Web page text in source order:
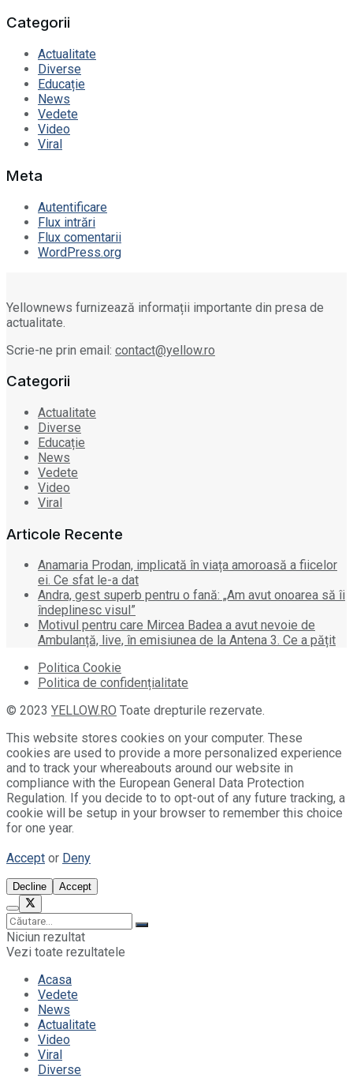
Categorii
Actualitate
Diverse
Educație
News
Vedete
Video
Viral
Meta
Autentificare
Flux intrări
Flux comentarii
WordPress.org
Yellownews furnizează informații importante din presa de
actualitate.
Scrie-ne prin email: contact@yellow.ro
Categorii
Actualitate
Diverse
Educație
News
Vedete
Video
Viral
Articole Recente
Anamaria Prodan, implicată în viața amoroasă a fiicelor
ei. Ce sfat le-a dat
Andra, gest superb pentru o fană: „Am avut onoarea să îi
îndeplinesc visul”
Motivul pentru care Mircea Badea a avut nevoie de
Ambulanță, live, în emisiunea de la Antena 3. Ce a pățit
Politica Cookie
Politica de confidențialitate
© 2023 YELLOW.RO Toate drepturile rezervate.
This website stores cookies on your computer. These
cookies are used to provide a more personalized experience
and to track your whereabouts around our website in
compliance with the European General Data Protection
Regulation. If you decide to to opt-out of any future tracking, a
cookie will be setup in your browser to remember this choice
for one year.
Accept or Deny
Decline Accept
Niciun rezultat
Vezi toate rezultatele
Acasa
Vedete
News
Actualitate
Video
Viral
Diverse